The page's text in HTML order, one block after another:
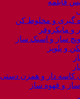
قابلمه
گیری و مخلوط کن
و مایکروفر
ساز و اسنک ساز
و پلوپز
کاسه دار و همزن دستی
و قهوه ساز